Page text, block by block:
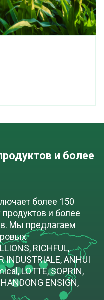
и более
более 150
и более
Мы предлагаем
RICHFUL,
INDUSTRIALE, ANHUI
LOTTE, SOPRIN,
ENSIGN,